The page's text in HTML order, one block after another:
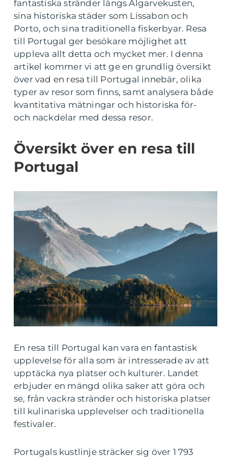
fantastiska stränder längs Algarvekusten,
sina historiska städer som Lissabon och
Porto, och sina traditionella fiskerbyar. Resa
till Portugal ger besökare möjlighet att
uppleva allt detta och mycket mer. I denna
artikel kommer vi att ge en grundlig översikt
över vad en resa till Portugal innebär, olika
typer av resor som finns, samt analysera både
kvantitativa mätningar och historiska för-
och nackdelar med dessa resor.
Översikt över en resa till
Portugal
En resa till Portugal kan vara en fantastisk
upplevelse för alla som är intresserade av att
upptäcka nya platser och kulturer. Landet
erbjuder en mängd olika saker att göra och
se, från vackra stränder och historiska platser
till kulinariska upplevelser och traditionella
festivaler.
Portugals kustlinje sträcker sig över 1 793